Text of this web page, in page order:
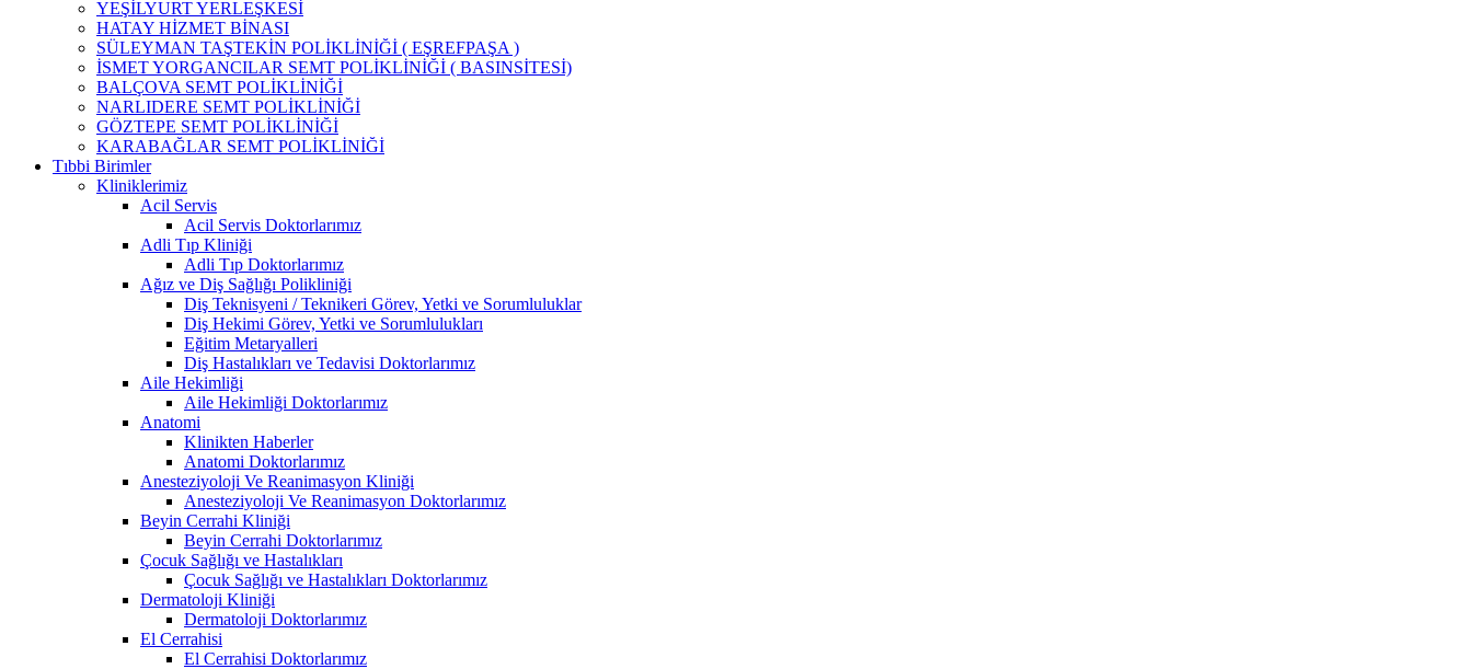
YEŞİLYURT YERLEŞKESİ
HATAY HİZMET BİNASI
SÜLEYMAN TAŞTEKİN POLİKLİNİĞİ ( EŞREFPAŞA )
İSMET YORGANCILAR SEMT POLİKLİNİĞİ ( BASINSİTESİ)
BALÇOVA SEMT POLİKLİNİĞİ
NARLIDERE SEMT POLİKLİNİĞİ
GÖZTEPE SEMT POLİKLİNİĞİ
KARABAĞLAR SEMT POLİKLİNİĞİ
Tıbbi Birimler
Kliniklerimiz
Acil Servis
Acil Servis Doktorlarımız
Adli Tıp Kliniği
Adli Tıp Doktorlarımız
Ağız ve Diş Sağlığı Polikliniği
Diş Teknisyeni / Teknikeri Görev, Yetki ve Sorumluluklar
Diş Hekimi Görev, Yetki ve Sorumlulukları
Eğitim Metaryalleri
Diş Hastalıkları ve Tedavisi Doktorlarımız
Aile Hekimliği
Aile Hekimliği Doktorlarımız
Anatomi
Klinikten Haberler
Anatomi Doktorlarımız
Anesteziyoloji Ve Reanimasyon Kliniği
Anesteziyoloji Ve Reanimasyon Doktorlarımız
Beyin Cerrahi Kliniği
Beyin Cerrahi Doktorlarımız
Çocuk Sağlığı ve Hastalıkları
Çocuk Sağlığı ve Hastalıkları Doktorlarımız
Dermatoloji Kliniği
Dermatoloji Doktorlarımız
El Cerrahisi
El Cerrahisi Doktorlarımız